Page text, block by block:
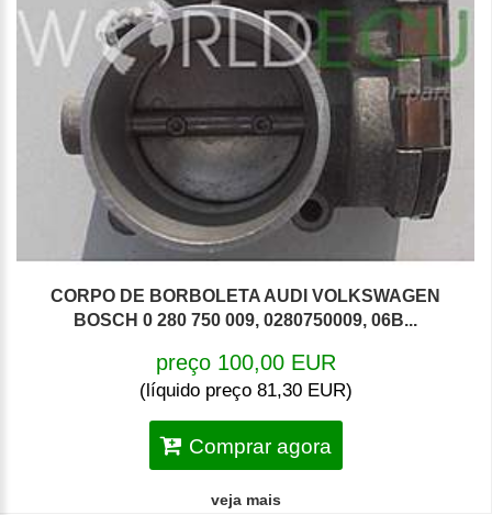
CORPO DE BORBOLETA AUDI VOLKSWAGEN
BOSCH 0 280 750 009, 0280750009, 06B...
preço 100,00 EUR
(líquido preço 81,30 EUR)
Comprar agora
veja mais